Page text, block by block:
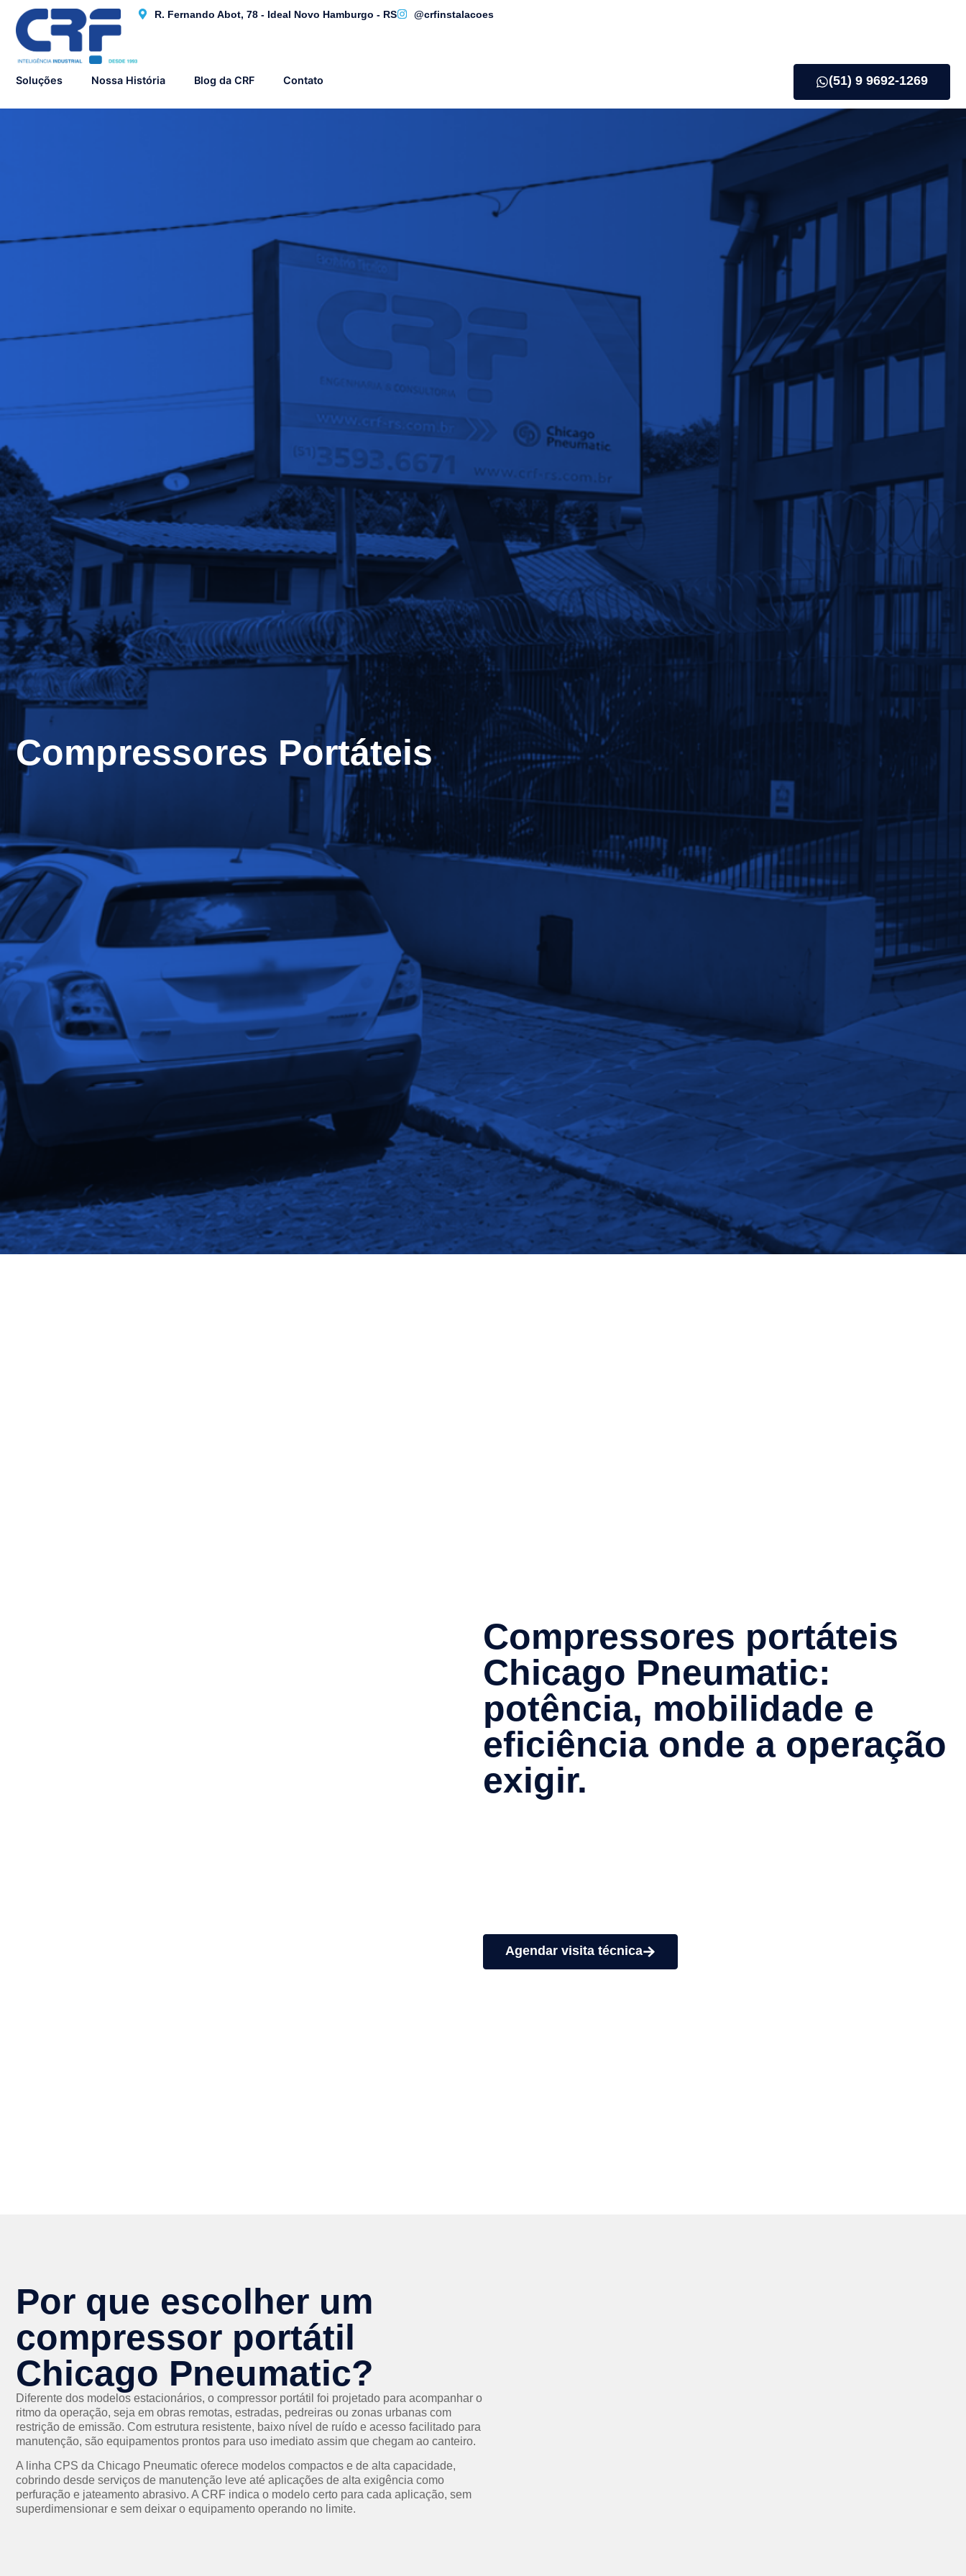
R. Fernando Abot, 78 - Ideal Novo Hamburgo - RS @crfinstalacoes
Soluções Nossa História Blog da CRF Contato (51) 9 9692-1269
Compressores Portáteis
Compressores portáteis
Chicago Pneumatic:
potência, mobilidade e
eficiência onde a operação
exigir.
Agendar visita técnica
Por que escolher um
compressor portátil
Chicago Pneumatic?
Diferente dos modelos estacionários, o compressor portátil foi projetado para acompanhar o
ritmo da operação, seja em obras remotas, estradas, pedreiras ou zonas urbanas com
restrição de emissão. Com estrutura resistente, baixo nível de ruído e acesso facilitado para
manutenção, são equipamentos prontos para uso imediato assim que chegam ao canteiro.
A linha CPS da Chicago Pneumatic oferece modelos compactos e de alta capacidade,
cobrindo desde serviços de manutenção leve até aplicações de alta exigência como
perfuração e jateamento abrasivo. A CRF indica o modelo certo para cada aplicação, sem
superdimensionar e sem deixar o equipamento operando no limite.